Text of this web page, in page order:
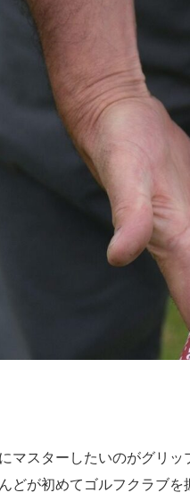
マスターしたいのがグリッ
どが初めてゴルフクラブを